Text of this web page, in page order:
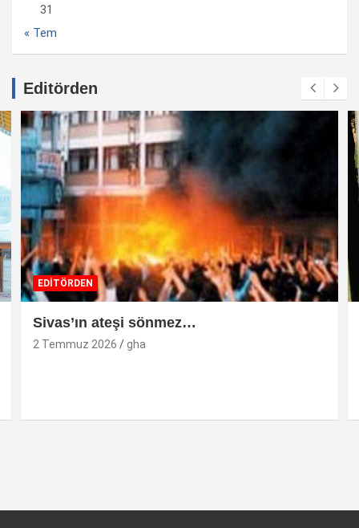
31
« Tem
Editörden
EDİTÖRDEN
Sivas’ın ateşi sönmez…
2 Temmuz 2026 gha